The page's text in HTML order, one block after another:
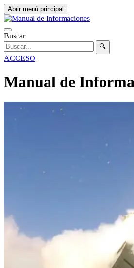
Abrir menú principal
Buscar
🔍
ACCESO
Manual de